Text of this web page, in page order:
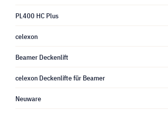
PL400 HC Plus
celexon
Beamer Deckenlift
celexon Deckenlifte für Beamer
Neuware